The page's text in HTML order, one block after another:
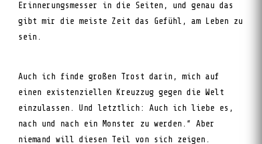
Erinnerungsmesser in die Seiten, und genau das
gibt mir die meiste Zeit das Gefühl, am Leben zu
sein.
Auch ich finde großen Trost darin, mich auf
einen existenziellen Kreuzzug gegen die Welt
einzulassen. Und letztlich: Auch ich liebe es,
nach und nach ein Monster zu werden.“ Aber
niemand will diesen Teil von sich zeigen.